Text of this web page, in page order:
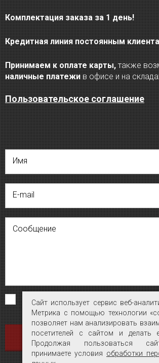
Комплектация заказа за 1 день!
Кредитная линия постоянным
Принимаем к оплате карты,также
наличные платежив офисе и на
Пользовательское соглашение
Имя
E-mail
Сообщение
Я согласен на обработку персональных данных
конфиденциальности персональных данных».
ОТПРАВИТЬ
Сайт использует сервис веб-
Метрика с помощью технологии
позволяет нам анализировать
посетителей с сайтом и делать
Продолжая пользоваться
принимаете условия обработки
Сайт использует сервис веб-
Метрика с помощью технологии
позволяет нам анализировать
посетителей с сайтом и делать
Продолжая пользоваться
принимаете условия обработки